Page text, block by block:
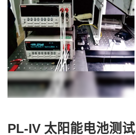
PL-IV 太阳能电池测